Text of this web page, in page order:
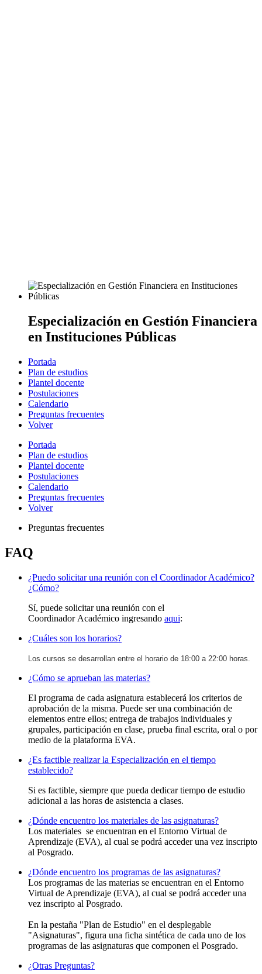
Especialización en Gestión Financiera
en Instituciones Públicas
Portada
Plan de estudios
Plantel docente
Postulaciones
Calendario
Preguntas frecuentes
Volver
Portada
Plan de estudios
Plantel docente
Postulaciones
Calendario
Preguntas frecuentes
Volver
Preguntas frecuentes
FAQ
¿Puedo solicitar una reunión con el Coordinador Académico?
¿Cómo?
Sí, puede solicitar una reunión con el
Coordinador Académico ingresando aqui:
¿Cuáles son los horarios?
Los cursos se desarrollan entre el horario de 18:00 a 22:00 horas.
¿Cómo se aprueban las materias?
El programa de cada asignatura establecerá los criterios de
aprobación de la misma. Puede ser una combinación de
elementos entre ellos; entrega de trabajos individuales y
grupales, participación en clase, prueba final escrita, oral o por
medio de la plataforma EVA.
¿Es factible realizar la Especialización en el tiempo
establecido?
Si es factible, siempre que pueda dedicar tiempo de estudio
adicional a las horas de asistencia a clases.
¿Dónde encuentro los materiales de las asignaturas?
Los materiales se encuentran en el Entorno Virtual de
Aprendizaje (EVA), al cual se podrá acceder una vez inscripto
al Posgrado.
¿Dónde encuentro los programas de las asignaturas?
Los programas de las materias se encuentran en el Entorno
Virtual de Aprendizaje (EVA), al cual se podrá acceder una
vez inscripto al Posgrado.
En la pestaña "Plan de Estudio" en el desplegable
"Asignaturas", figura una ficha sintética de cada uno de los
programas de las asignaturas que componen el Posgrado.
¿Otras Preguntas?